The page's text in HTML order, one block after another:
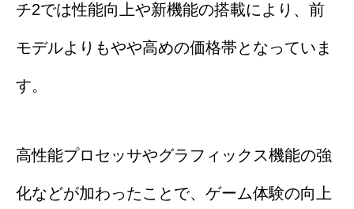
チ2では性能向上や新機能の搭載により、前
モデルよりもやや高めの価格帯となっていま
す。
高性能プロセッサやグラフィックス機能の強
化などが加わったことで、ゲーム体験の向上